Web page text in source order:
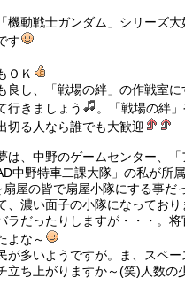
機動戦士ガンダム」シリーズ大
す
ＯＫ
良し、「戦場の絆」の作戦室に
行きましょう
。「戦場の絆
切る人なら誰でも大歓迎
は、中野のゲームセンター、「
中野特車二課大隊」の私が所
屋の皆で扇屋小隊にする事だ
、濃い面子の小隊になっており
ラだったりしますが・・・。将
よな～
が多いようですが。ま、スペー
立ち上がりますか～(笑)人数の